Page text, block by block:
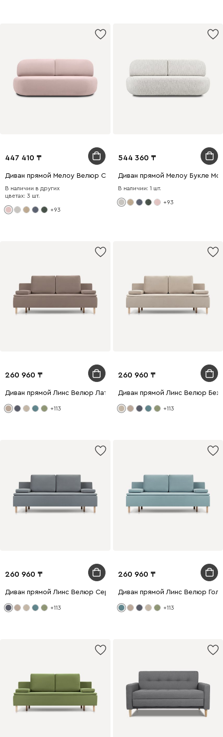
447 410
Диван прямой Мелоу Велюр Светло-розовый
В наличии в других
цветах: 3 шт.
+93
544 360
Диван прямой Мелоу Букле
В наличии: 1 шт.
+93
260 960
Диван прямой Линс Велюр Латте
+113
260 960
Диван прямой Линс Велюр
+113
260 960
Диван прямой Линс Велюр Серый
+113
260 960
Диван прямой Линс Велюр
+113